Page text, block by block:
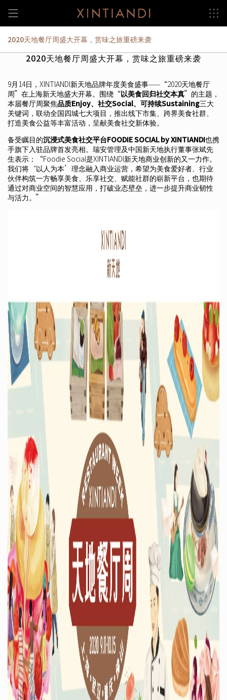
2020天地餐厅周盛大开幕，赏味之旅重磅来袭
2020天地餐厅周盛大开幕，赏味之旅重磅来袭
9月14日，XINTIANDI新天地品牌年度美食盛事——“2020天地餐厅
周”在上海新天地盛大开幕。围绕“以美食回归社交本真”的主题，
本届餐厅周聚焦品质Enjoy、社交Social、可持续Sustaining三大
关键词，联动全国四城七大项目，推出线下市集、跨界美食社群、
打造美食公益等丰富活动，呈献美食社交新体验。
备受瞩目的沉浸式美食社交平台FOODIE SOCIAL by XINTIANDI也携
手旗下入驻品牌首发亮相。瑞安管理及中国新天地执行董事张斌先
生表示：“Foodie Social是XINTIANDI新天地商业创新的又一力作。
我们将‘以人为本’理念融入商业运营，希望为美食爱好者、行业
伙伴构筑一方畅享美食、乐享社交、赋能社群的崭新平台，也期待
通过对商业空间的智慧应用，打破业态壁垒，进一步提升商业韧性
与活力。”